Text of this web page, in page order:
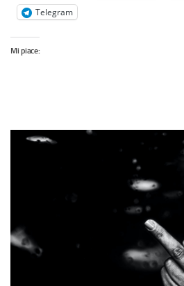
Telegram
Mi piace: